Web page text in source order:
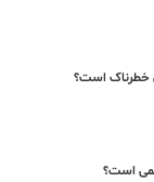
خطرناک است؟
است؟